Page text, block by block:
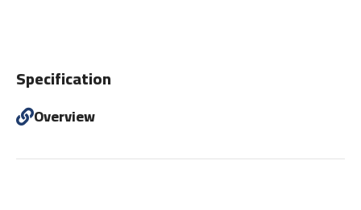
Specification
Overview